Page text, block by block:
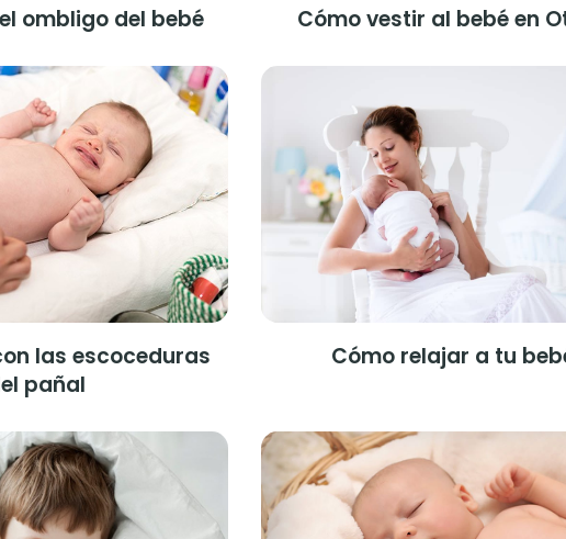
ombligo del bebé Cómo vestir al bebé en
las escoceduras
pañal
Cómo relajar a tu